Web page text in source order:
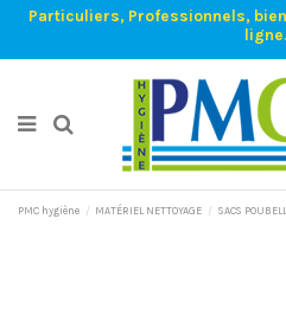
Particuliers, Professionnels,
ligne.
PMC hygiène MATÉRIEL NETTOYAGE SACS